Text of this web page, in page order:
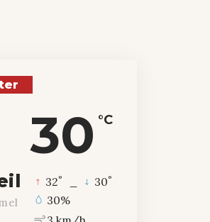
30 °C
32° 30°
30%